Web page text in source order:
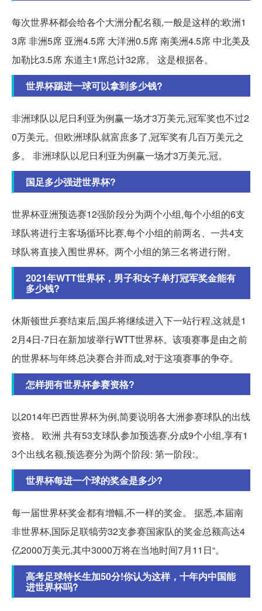
每次世界杯都会给各个大洲分配名额,一般是这样的:欧洲1
3席 非洲5席 亚洲4.5席 大洋洲0.5席 南美洲4.5席 中北美及
加勒比3.5席 东道主1席总计32席。 这是根据各。
世界杯踢进一球可以拿到多少钱?
非洲球队以尼日利亚为例赢一场才3万美元,冠军奖也不过2
0万美元。但欧洲球队就富庶多了,冠军奖有几百万美元之
多。 非洲球队以尼日利亚为例赢一场才3万美元,冠。
国足多少强进世界杯?
世界杯亚洲预选赛12强阶段分为两个小组,每个小组的6支
球队将进行主客场循环比赛,每个小组的前两名、一共4支
球队将直接入围世界杯。两个小组的第三名将进行附。
2021年WTT世界杯，男子和女子单打冠军奖金能有
多少钱?
休斯顿世乒赛结束后,国乒将继续进入下一站行程,这就是1
2月4日-7日在新加坡举行WTT世界杯。该项赛事是由之前
的世界杯与年终总决赛合并而成,对于这项赛事的争夺。
怎样拥有世界杯参赛资格?
以2014年巴西世界杯为例,简要说明各大洲参赛球队的出线
资格。 欧洲 共有53支球队参加预选赛,分成9个小组,享有1
3个出线名额,预选赛分为两个阶段: 第一阶段:。
世界杯每进一个球的奖金是多少?
每一届世界杯奖金都有增幅,不一样的奖金。 据悉,本届南
非世界杯,国际足联犒劳32支参赛国家队的奖金总额高达4
亿2000万美元,其中3000万将在当地时间7月11日“。
高考足球特长生加50分!你认为这样，十年内中国能
进世界杯吗?